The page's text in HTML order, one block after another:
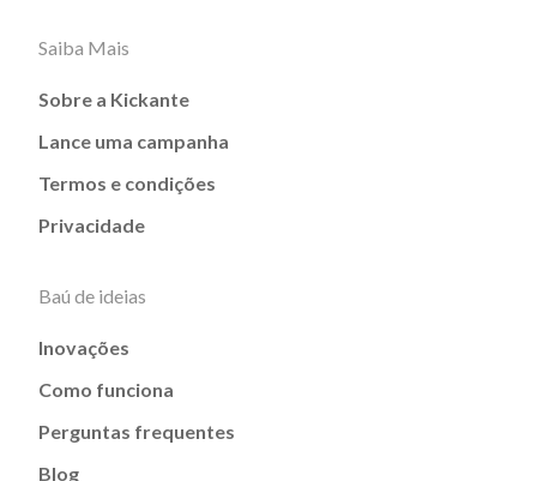
Saiba Mais
Sobre a Kickante
Lance uma campanha
Termos e condições
Privacidade
Baú de ideias
Inovações
Como funciona
Perguntas frequentes
Blog